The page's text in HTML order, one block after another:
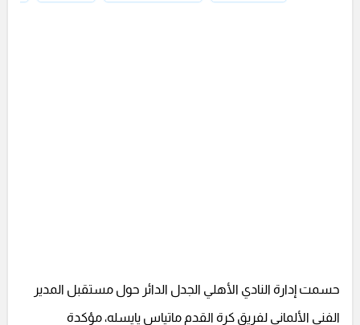
حسمت إدارة النادي الأهلي الجدل الدائر حول مستقبل المدير
الفني الألماني لفريق كرة القدم ماتياس يايسله، مؤكدة